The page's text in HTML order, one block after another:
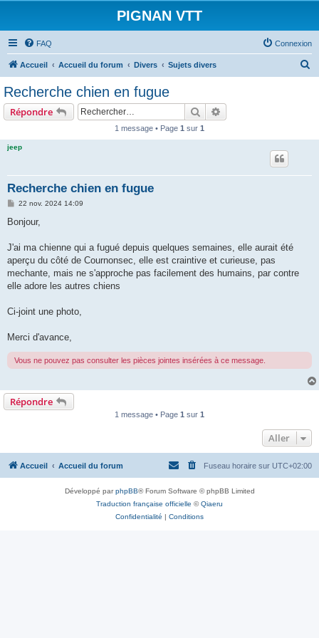
PIGNAN VTT
FAQ Connexion
Accueil Accueil du forum Divers Sujets divers
Recherche chien en fugue
Répondre Rechercher
1 message • Page 1 sur 1
jeep
Recherche chien en fugue
M
s
g
22 nov. 2024 14:09
Bonjour,
J'ai ma chienne qui a fugué depuis quelques semaines, elle aurait été
aperçu du côté de Cournonsec, elle est craintive et curieuse, pas
mechante, mais ne s'approche pas facilement des humains, par contre
elle adore les autres chiens
Ci-joint une photo,
Merci d'avance,
Vous ne pouvez pas consulter les pièces jointes insérées à ce message.
Répondre
1 message • Page 1 sur 1
Aller
Accueil Accueil du forum Fuseau horaire sur UTC+02:00
Développé parphpBB® Forum Software © phpBB Limited
Traduction française officielle ©Qiaeru
Confidentialité | Conditions